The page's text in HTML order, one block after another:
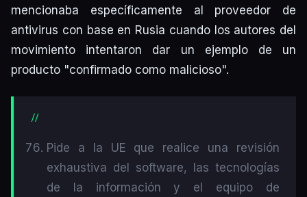
mencionaba específicamente al proveedor de
antivirus con base en Rusia cuando los autores del
movimiento intentaron dar un ejemplo de un
producto "confirmado como malicioso".
Pide a la UE que realice una revisión
exhaustiva del software, las tecnologías
de la información y el equipo de